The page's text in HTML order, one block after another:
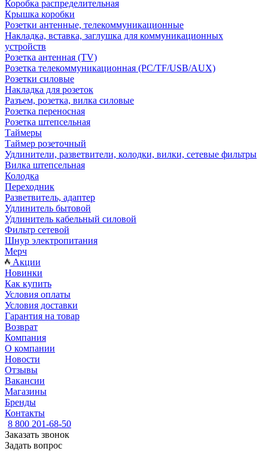
Коробка распределительная
Крышка коробки
Розетки антенные, телекоммуникационные
Накладка, вставка, заглушка для коммуникационных
устройств
Розетка антенная (TV)
Розетка телекоммуникационная (PC/TF/USB/AUX)
Розетки силовые
Накладка для розеток
Разъем, розетка, вилка силовые
Розетка переносная
Розетка штепсельная
Таймеры
Таймер розеточный
Удлинители, разветвители, колодки, вилки, сетевые фильтры
Вилка штепсельная
Колодка
Переходник
Разветвитель, адаптер
Удлинитель бытовой
Удлинитель кабельный силовой
Фильтр сетевой
Шнур электропитания
Мерч
Акции
Новинки
Как купить
Условия оплаты
Условия доставки
Гарантия на товар
Возврат
Компания
О компании
Новости
Отзывы
Вакансии
Магазины
Бренды
Контакты
8 800 201-68-50
Заказать звонок
Задать вопрос